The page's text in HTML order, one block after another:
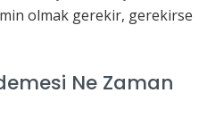
olmak gerekir, gerekirse
Ne Zaman